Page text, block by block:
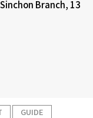
Branch, 13
GUIDE